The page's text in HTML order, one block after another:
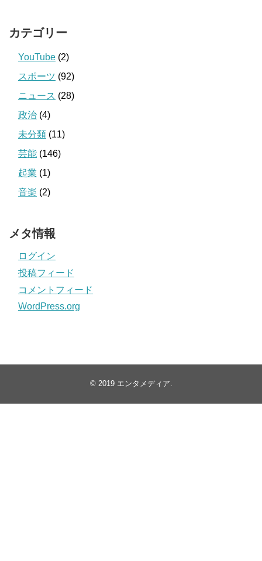
カテゴリー
YouTube (2)
スポーツ (92)
ニュース (28)
政治 (4)
未分類 (11)
芸能 (146)
起業 (1)
音楽 (2)
メタ情報
ログイン
投稿フィード
コメントフィード
WordPress.org
© 2019 エンタメディア.